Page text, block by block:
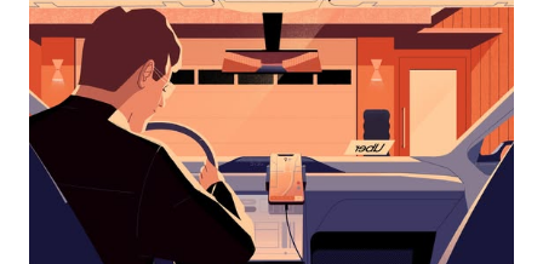
vybrat
datum.
Stisknutím
klávesy
Esc
zavřeš
kalendář.